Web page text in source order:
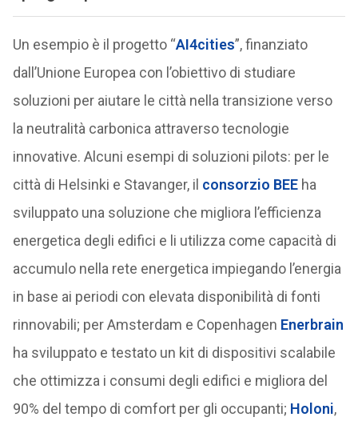
Un esempio è il progetto “AI4cities”, finanziato
dall’Unione Europea con l’obiettivo di studiare
soluzioni per aiutare le città nella transizione verso
la neutralità carbonica attraverso tecnologie
innovative. Alcuni esempi di soluzioni pilots: per le
città di Helsinki e Stavanger, il consorzio BEEha
sviluppato una soluzione che migliora l’efficienza
energetica degli edifici e li utilizza come capacità di
accumulo nella rete energetica impiegando l’energia
in base ai periodi con elevata disponibilità di fonti
rinnovabili; per Amsterdam e Copenhagen Enerbrain
ha sviluppato e testato un kit di dispositivi scalabile
che ottimizza i consumi degli edifici e migliora del
90% del tempo di comfort per gli occupanti; Holoni,